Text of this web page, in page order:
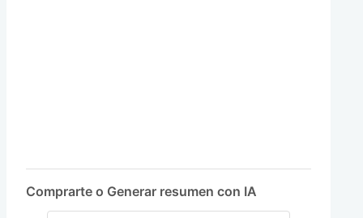
Comprarte o Generar resumen con IA